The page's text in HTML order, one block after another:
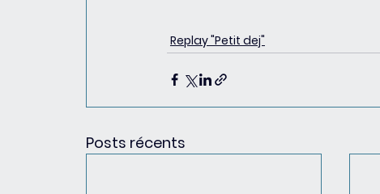
Replay "Petit dej"
Posts récents